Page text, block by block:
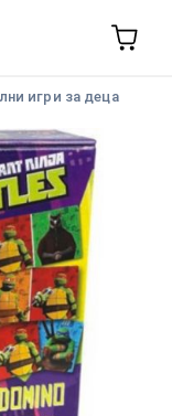
игри за деца